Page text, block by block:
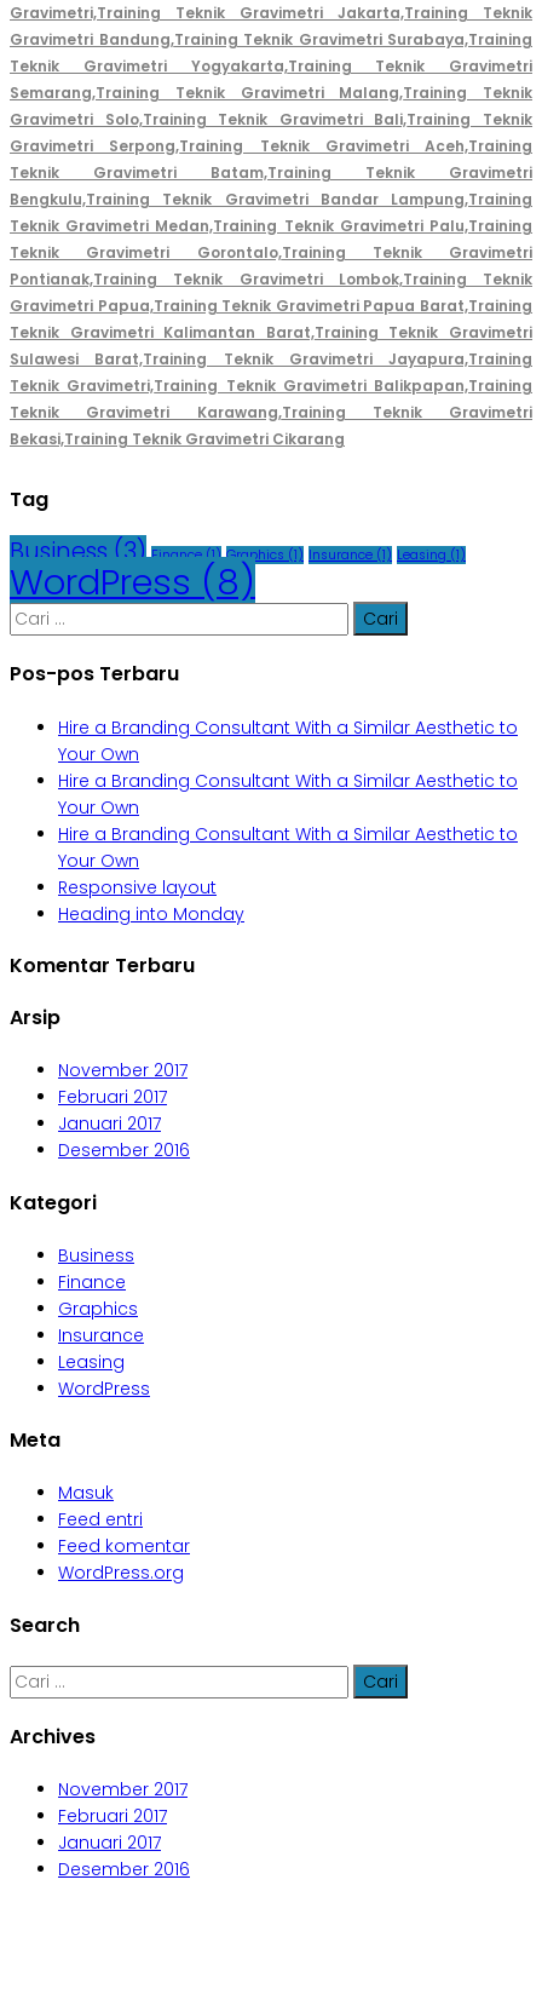
Gravimetri,Training Teknik Gravimetri Jakarta,Training Teknik
Gravimetri Bandung,Training Teknik Gravimetri Surabaya,Training
Teknik Gravimetri Yogyakarta,Training Teknik Gravimetri
Semarang,Training Teknik Gravimetri Malang,Training Teknik
Gravimetri Solo,Training Teknik Gravimetri Bali,Training Teknik
Gravimetri Serpong,Training Teknik Gravimetri Aceh,Training
Teknik Gravimetri Batam,Training Teknik Gravimetri
Bengkulu,Training Teknik Gravimetri Bandar Lampung,Training
Teknik Gravimetri Medan,Training Teknik Gravimetri Palu,Training
Teknik Gravimetri Gorontalo,Training Teknik Gravimetri
Pontianak,Training Teknik Gravimetri Lombok,Training Teknik
Gravimetri Papua,Training Teknik Gravimetri Papua Barat,Training
Teknik Gravimetri Kalimantan Barat,Training Teknik Gravimetri
Sulawesi Barat,Training Teknik Gravimetri Jayapura,Training
Teknik Gravimetri,Training Teknik Gravimetri Balikpapan,Training
Teknik Gravimetri Karawang,Training Teknik Gravimetri
Bekasi,Training Teknik Gravimetri Cikarang
Tag
Business (3) Finance (1) Graphics (1) Insurance (1) Leasing (1)
WordPress (8)
Cari
untuk:
Pos-pos Terbaru
Hire a Branding Consultant With a Similar Aesthetic to
Your Own
Hire a Branding Consultant With a Similar Aesthetic to
Your Own
Hire a Branding Consultant With a Similar Aesthetic to
Your Own
Responsive layout
Heading into Monday
Komentar Terbaru
Arsip
November 2017
Februari 2017
Januari 2017
Desember 2016
Kategori
Business
Finance
Graphics
Insurance
Leasing
WordPress
Meta
Masuk
Feed entri
Feed komentar
WordPress.org
Search
Cari
untuk:
Archives
November 2017
Februari 2017
Januari 2017
Desember 2016